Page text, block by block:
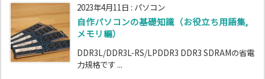
2023年4月11日 : パソコン
自作パソコンの基礎知識（お役立ち用語集,
メモリ編）
DDR3L/DDR3L-RS/LPDDR3 DDR3 SDRAMの省電
力規格です ...